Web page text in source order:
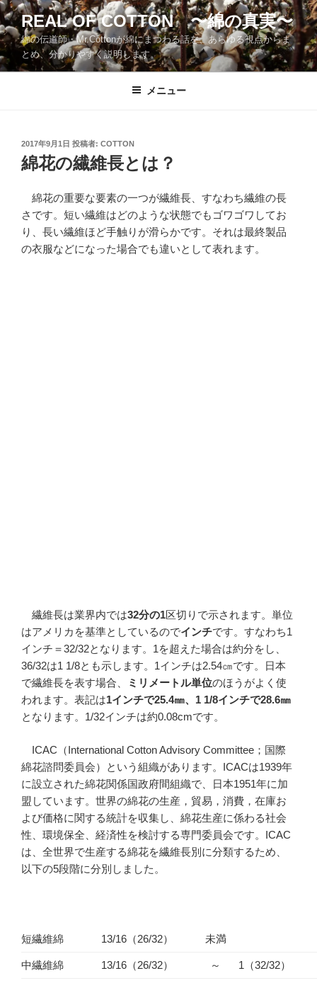
コ
ン
テ
ン
ツ
REAL OF COTTON 〜綿の真実〜
綿の伝道師・Mr.Cottonが綿にまつわる話を、あらゆる視点からま
とめ、分かりやすく説明します。
メニュー
投
稿
日:
2017年9月1日 投稿者: COTTON
綿花の繊維長とは？
綿花の重要な要素の一つが繊維長、すなわち繊維の長
さです。短い繊維はどのような状態でもゴワゴワしてお
り、長い繊維ほど手触りが滑らかです。それは最終製品
の衣服などになった場合でも違いとして表れます。
繊維長は業界内では32分の1区切りで示されます。単位
はアメリカを基準としているのでインチです。すなわち1
インチ＝32/32となります。1を超えた場合は約分をし、
36/32は1 1/8とも示します。1インチは2.54㎝です。日本
で繊維長を表す場合、
ミリメートル単位のほうがよく使
われます。表記は1インチで25.4㎜、1 1/8インチで28.6㎜
となります。1/32インチは約0.08cmです。
ICAC（International Cotton Advisory Committee；国際
綿花諮問委員会）という組織があります。ICACは1939年
に設立された綿花関係国政府間組織で、日本1951年に加
盟しています。世界の綿花の生産，貿易，消費，在庫お
よび価格に関する統計を収集し、綿花生産に係わる社会
性、環境保全、経済性を検討する専門委員会です。ICAC
は、全世界で生産する綿花を繊維長別に分類するため、
以下の5段階に分別しました。
短繊維綿 13/16（26/32） 未満
中繊維綿 13/16（26/32） ～ 1（32/32）